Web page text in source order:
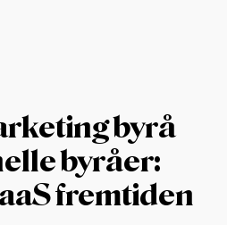
byrå
byråer:
fremtiden